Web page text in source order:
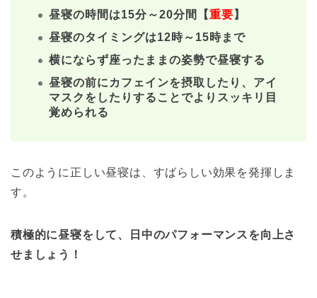
昼寝の時間は15分～20分間【重要 】
昼寝のタイミングは12時～15時まで
横にならず座ったままの姿勢で昼寝する
昼寝の前にカフェインを摂取したり、アイ
マスクをしたりすることでよりスッキリ目
覚められる
このように正しい昼寝は、すばらしい効果を発揮しま
す。
積極的に昼寝をして、日中のパフォーマンスを向上さ
せましょう！